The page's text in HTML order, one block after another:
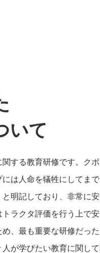
いて
する教育研修です。ク
は人命を犠牲にしてま
明記しており、非常に
ラクタ評価を行う上で
、最も重要な研修だっ
が学びたい教育に関し